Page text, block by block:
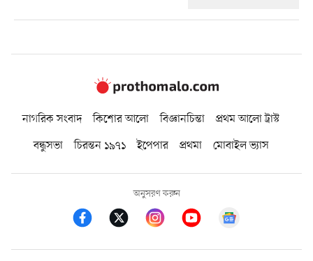
নাগরিক সংবাদ কিশোর আলো বিজ্ঞানচিন্তা
প্রথম আলো ট্রাস্ট
বন্ধুসভা
চিরন্তন ১৯৭১ ইপেপার প্রথমা মোবাইল ভ্যাস
অনুসরণ করুন